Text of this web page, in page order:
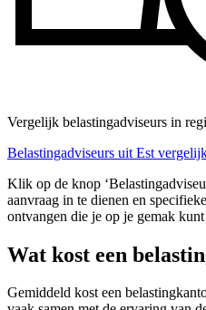
Vergelijk belastingadviseurs in
Belastingadviseurs uit Est
Klik op de knop
aanvraag in te dienen en
ontvangen die je op je gemak
Wat kost een
Gemiddeld kost een